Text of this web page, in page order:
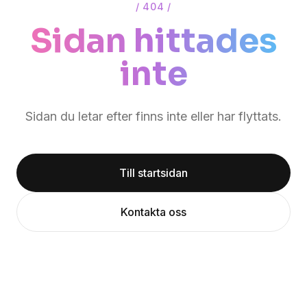
/ 404 /
Sidan hittades
inte
Sidan du letar efter finns inte eller har flyttats.
Till startsidan
Kontakta oss